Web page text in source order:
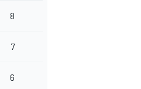
8
7
6